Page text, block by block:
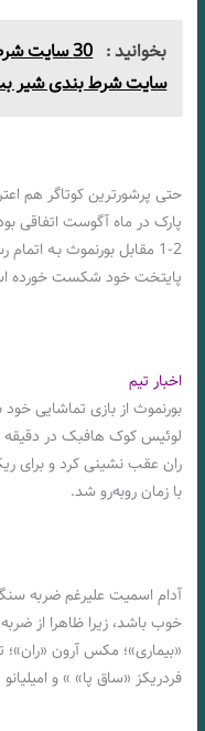
بخوانید :
سایت شرط بندی شیر
حتی پرشورترین کوتاگر هم
پارک در ماه آگوست اتفاقی
پایتخت خود شکست خورده
اخبار تیم
ران عقب نشینی کرد و برای
با زمان روبه‌رو شد.
آدام اسمیت علیرغم ضربه
خوب باشد، زیرا ظاهرا از
«بیماری»؛ مکس آرون «ران»؛
فردریکز «ساق پا» » و